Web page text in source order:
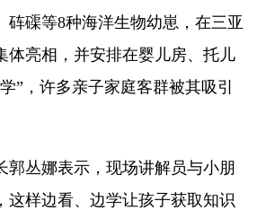
砗磲等8种海洋生物幼崽，在三亚
体亮相，并安排在婴儿房、托儿
”，许多亲子家庭客群被其吸引
丛娜表示，现场讲解员与小朋
这样边看、边学让孩子获取知识